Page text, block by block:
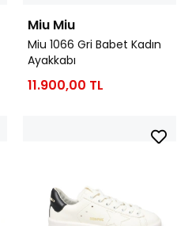
Miu Miu
Miu 1066 Gri Babet Kadın
Ayakkabı
11.900,00 TL